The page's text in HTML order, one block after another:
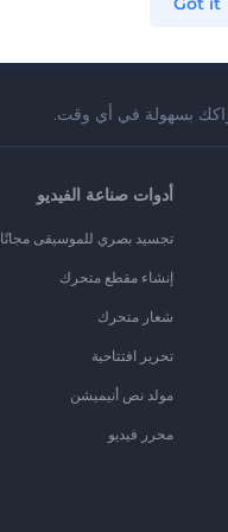
بسهولة في أي وقت.
أدوات صناعة الفيديو
تجسيد بصري للموسيقى مجانًا
إنشاء مقطع متحرك
شعار متحرك
تحرير افتتاحية
مولد نص أنيميشن
محرر فيديو